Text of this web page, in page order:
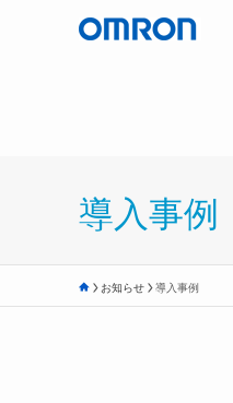
導入事例
お知らせ 導入事例